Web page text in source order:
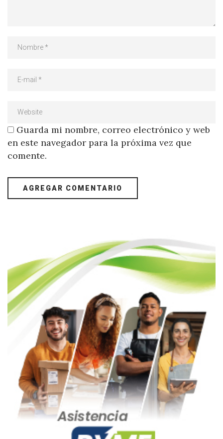
Guarda mi nombre, correo electrónico y web
en este navegador para la próxima vez que
comente.